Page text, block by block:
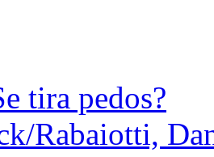
tira pedos?
Rabaiotti,